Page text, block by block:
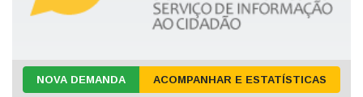
NOVA DEMANDA ACOMPANHAR E ESTATÍSTICAS